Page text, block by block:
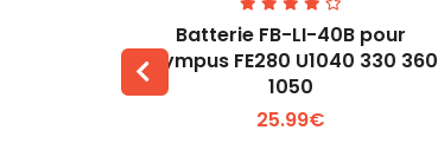
Voir plus +
Batterie FB-LI-40B pour
Olympus FE280 U1040 330 360
1050
25.99€